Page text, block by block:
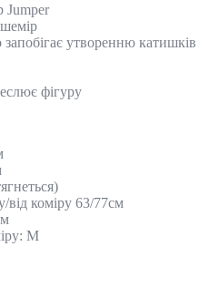
Jumper
утворенню катишків
фігуру
від коміру 63/77см
М